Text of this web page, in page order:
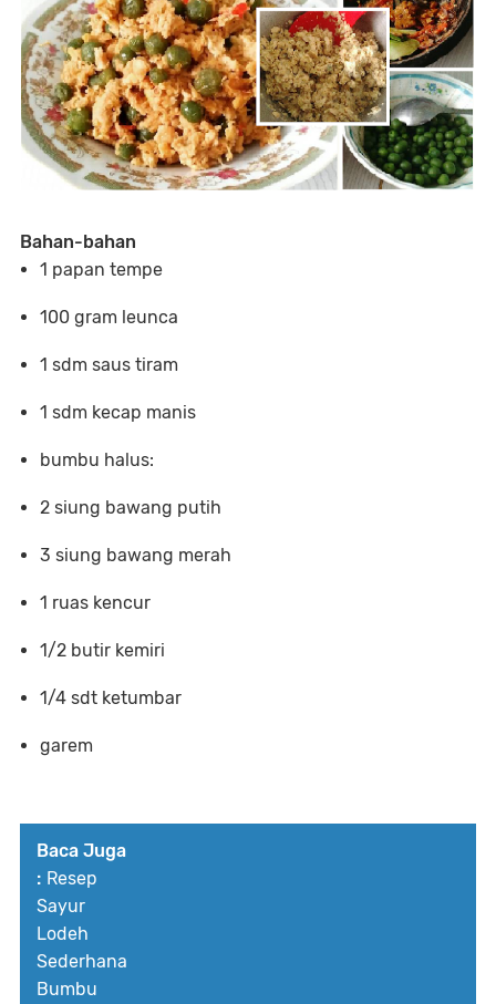
Bahan-bahan
1 papan tempe
100 gram leunca
1 sdm saus tiram
1 sdm kecap manis
bumbu halus:
2 siung bawang putih
3 siung bawang merah
1 ruas kencur
1/2 butir kemiri
1/4 sdt ketumbar
garem
Baca Juga
: Resep
Sayur
Lodeh
Sederhana
Bumbu